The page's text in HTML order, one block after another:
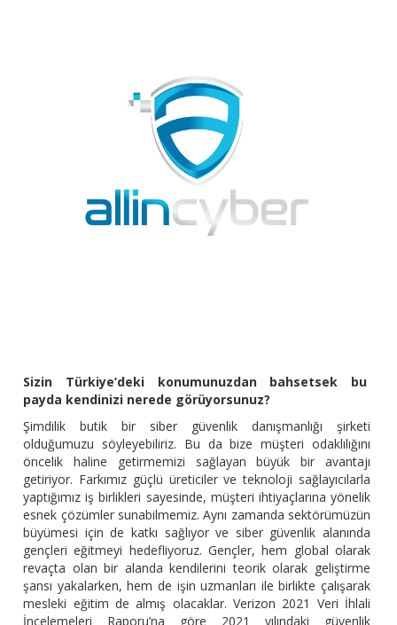
Sizin Türkiye’deki konumunuzdan bahsetsek bu
payda kendinizi nerede görüyorsunuz?
Şimdilik butik bir siber güvenlik danışmanlığı şirketi
olduğumuzu söyleyebiliriz. Bu da bize müşteri odaklılığını
öncelik haline getirmemizi sağlayan büyük bir avantajı
getiriyor. Farkımız güçlü üreticiler ve teknoloji sağlayıcılarla
yaptığımız iş birlikleri sayesinde, müşteri ihtiyaçlarına yönelik
esnek çözümler sunabilmemiz. Aynı zamanda sektörümüzün
büyümesi için de katkı sağlıyor ve siber güvenlik alanında
gençleri eğitmeyi hedefliyoruz. Gençler, hem global olarak
revaçta olan bir alanda kendilerini teorik olarak geliştirme
şansı yakalarken, hem de işin uzmanları ile birlikte çalışarak
mesleki eğitim de almış olacaklar. Verizon 2021 Veri İhlali
İncelemeleri Raporu’na göre 2021 yılındaki güvenlik